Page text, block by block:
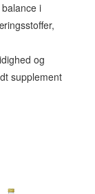
i
og
supplement